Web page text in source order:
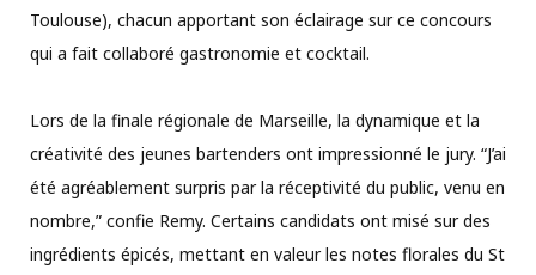
Toulouse), chacun apportant son éclairage sur ce concours
qui a fait collaboré gastronomie et cocktail.
Lors de la finale régionale de Marseille, la dynamique et la
créativité des jeunes bartenders ont impressionné le jury. “J’ai
été agréablement surpris par la réceptivité du public, venu en
nombre,” confie Remy. Certains candidats ont misé sur des
ingrédients épicés, mettant en valeur les notes florales du St